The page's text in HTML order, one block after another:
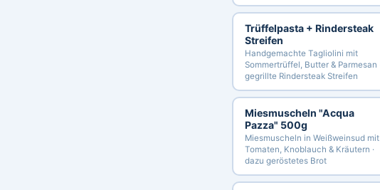
Trüffelpasta + Rindersteak
Streifen
Handgemachte Tagliolini mit
Sommertrüffel, Butter & Parmesan
gegrillte Rindersteak Streifen
Miesmuscheln "Acqua
Pazza" 500g
Miesmuscheln in Weißweinsud mit
Tomaten, Knoblauch & Kräutern ·
dazu geröstetes Brot